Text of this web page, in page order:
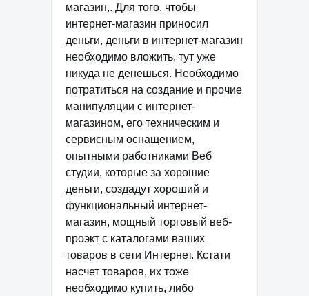
магазин,. Для того, чтобы
интернет-магазин приносил
деньги, деньги в интернет-магазин
необходимо вложить, тут уже
никуда не денешься. Необходимо
потратиться на создание и прочие
манипуляции с интернет-
магазином, его техническим и
сервисным оснащением,
опытными работниками Веб
студии, которые за хорошие
деньги, создадут хороший и
функциональный интернет-
магазин, мощный торговый веб-
проэкт с каталогами ваших
товаров в сети Интернет. Кстати
насчет товаров, их тоже
необходимо купить, либо